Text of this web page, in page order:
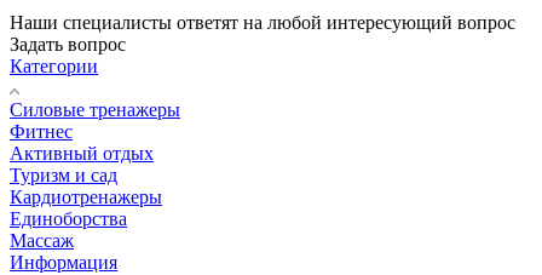
Наши специалисты ответят на любой интересующий вопрос
Задать вопрос
Категории
Силовые тренажеры
Фитнес
Активный отдых
Туризм и сад
Кардиотренажеры
Единоборства
Массаж
Информация